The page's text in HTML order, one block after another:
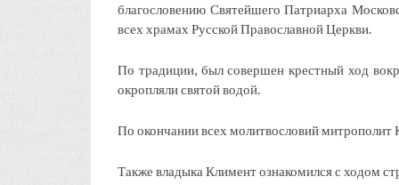
благословению Святейшего Патриарха
всех храмах Русской Православной Церкви.
По традиции, был совершен крестный ход
окропляли святой водой.
По окончании всех молитвословий
Также владыка Климент ознакомился с ходом